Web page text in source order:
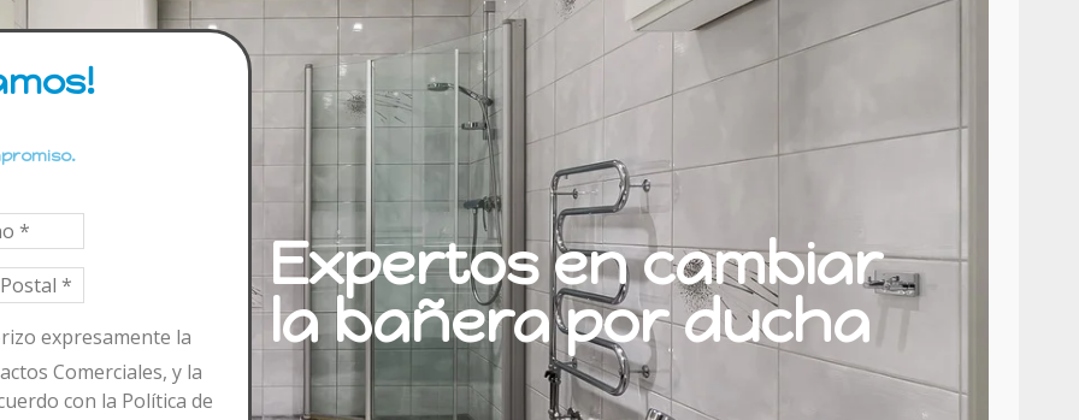
​​expresamente la
Comerciales, y la
con la Política de
Expertos en cambiar
la bañera por ducha